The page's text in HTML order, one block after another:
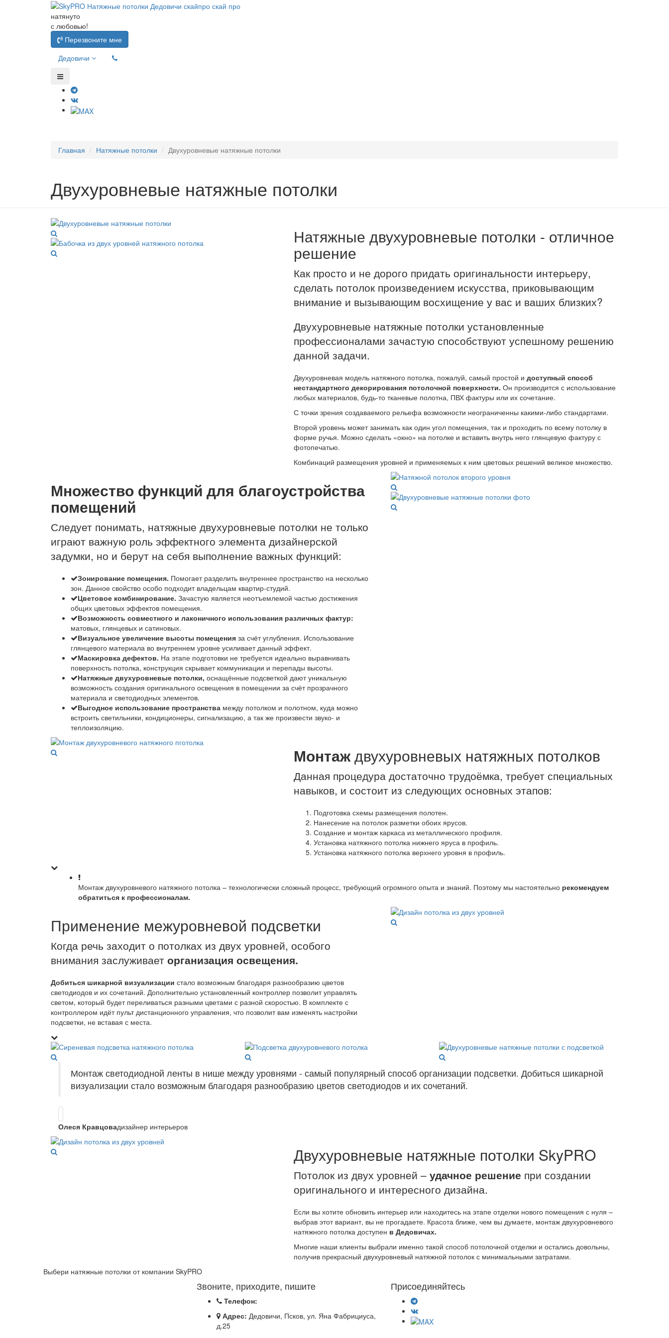
натянуто
с любовью!
Перезвоните мне
Дедовичи
Главная Натяжные потолки Двухуровневые натяжные потолки
Двухуровневые натяжные потолки
Натяжные двухуровневые потолки - отличное
решение
Как просто и не дорого придать оригинальности интерьеру,
сделать потолок произведением искусства, приковывающим
внимание и вызывающим восхищение у вас и ваших близких?
Двухуровневые натяжные потолки установленные
профессионалами зачастую способствуют успешному решению
данной задачи.
Двухуровневая модель натяжного потолка, пожалуй, самый простой и доступный способ
нестандартного декорирования потолочной поверхности. Он производится с использование
любых материалов, будь-то тканевые полотна, ПВХ фактуры или их сочетание.
С точки зрения создаваемого рельефа возможности неограниченны какими-либо стандартами.
Второй уровень может занимать как один угол помещения, так и проходить по всему потолку в
форме ручья. Можно сделать «окно» на потолке и вставить внутрь него глянцевую фактуру с
фотопечатью.
Комбинаций размещения уровней и применяемых к ним цветовых решений великое множество.
Множество функций для благоустройства
помещений
Следует понимать, натяжные двухуровневые потолки не только
играют важную роль эффектного элемента дизайнерской
задумки, но и берут на себя выполнение важных функций:
Зонирование помещения. Помогает разделить внутреннее пространство на несколько
зон. Данное свойство особо подходит владельцам квартир-студий.
Цветовое комбинирование. Зачастую является неотъемлемой частью достижения
общих цветовых эффектов помещения.
Возможность совместного и лаконичного использования различных фактур:
матовых, глянцевых и сатиновых.
Визуальное увеличение высоты помещения за счёт углубления. Использование
глянцевого материала во внутреннем уровне усиливает данный эффект.
Маскировка дефектов. На этапе подготовки не требуется идеально выравнивать
поверхность потолка, конструкция скрывает коммуникации и перепады высоты.
Натяжные двухуровневые потолки, оснащённые подсветкой дают уникальную
возможность создания оригинального освещения в помещении за счёт прозрачного
материала и светодиодных элементов.
Выгодное использование пространства между потолком и полотном, куда можно
встроить светильники, кондиционеры, сигнализацию, а так же произвести звуко- и
теплоизоляцию.
Монтаждвухуровневых натяжных потолков
Данная процедура достаточно трудоёмка, требует специальных
навыков, и состоит из следующих основных этапов:
Подготовка схемы размещения полотен.
Нанесение на потолок разметки обоих ярусов.
Создание и монтаж каркаса из металлического профиля.
Установка натяжного потолка нижнего яруса в профиль.
Установка натяжного потолка верхнего уровня в профиль.
Монтаж двухуровневого натяжного потолка – технологически сложный процесс, требующий огромного опыта и знаний. Поэтому мы настоятельно рекомендуем
обратиться к профессионалам.
Применение межуровневой подсветки
Когда речь заходит о потолках из двух уровней, особого
внимания заслуживает организация освещения.
Добиться шикарной визуализации стало возможным благодаря разнообразию цветов
светодиодов и их сочетаний. Дополнительно установленный контроллер позволит управлять
светом, который будет переливаться разными цветами с разной скоростью. В комплекте с
контроллером идёт пульт дистанционного управления, что позволит вам изменять настройки
подсветки, не вставая с места.
Монтаж светодиодной ленты в нише между уровнями - самый популярный способ организации подсветки. Добиться шикарной
визуализации стало возможным благодаря разнообразию цветов светодиодов и их сочетаний.
Олеся Кравцовадизайнер интерьеров
Двухуровневые натяжные потолки SkyPRO
Потолок из двух уровней – удачное решение при создании
оригинального и интересного дизайна.
Если вы хотите обновить интерьер или находитесь на этапе отделки нового помещения с нуля –
выбрав этот вариант, вы не прогадаете. Красота ближе, чем вы думаете, монтаж двухуровневого
натяжного потолка доступен в Дедовичах.
Многие наши клиенты выбрали именно такой способ потолочной отделки и остались довольны,
получив прекрасный двухуровневый натяжной потолок с минимальными затратами.
Выбери натяжные потолки от компании SkyPRO
Звоните, приходите, пишите
Телефон:
Адрес: Дедовичи, Псков, ул. Яна Фабрициуса,
д.25
Присоединяйтесь